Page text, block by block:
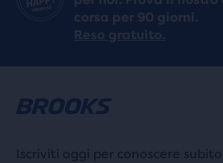
corsa per 90 giorni.
Reso gratuito.
Iscriviti oggi per conoscere